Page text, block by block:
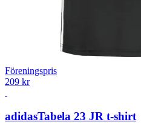
Föreningspris
209 kr
adidasTabela 23 JR t-shirt